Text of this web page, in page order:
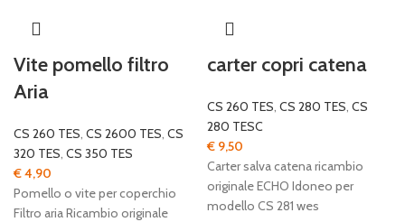
Vite pomello filtro
Aria
CS 260 TES, CS 2600 TES, CS
320 TES, CS 350 TES
€4,90
Pomello o vite per coperchio
Filtro aria Ricambio originale
carter copri catena
CS 260 TES, CS 280 TES, CS
280 TESC
€ 9,50
Carter salva catena ricambio
originale ECHO Idoneo per
modello CS 281 wes